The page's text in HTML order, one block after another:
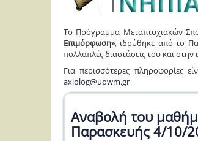
Το Πρόγραμμα Μεταπτυχιακών
Επιμόρφωση», ιδρύθηκε από το
πολλαπλές διαστάσεις του και στην
Για περισσότερες πληροφορίες
axiolog@uowm.gr
Αναβολή του
Παρασκευής 4/10/